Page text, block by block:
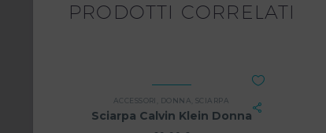
PRODOTTI CORRELATI
ACCESSORI DONNA SCIARPA
Sciarpa Calvin Klein Donna